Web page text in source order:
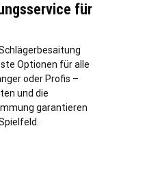
für
Optionen für alle
oder Profis –
und die
garantieren